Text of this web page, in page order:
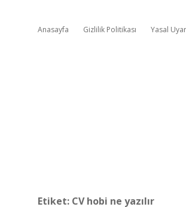
Anasayfa Gizlilik Politikası Yasal
Etiket: CV hobi ne yazılır